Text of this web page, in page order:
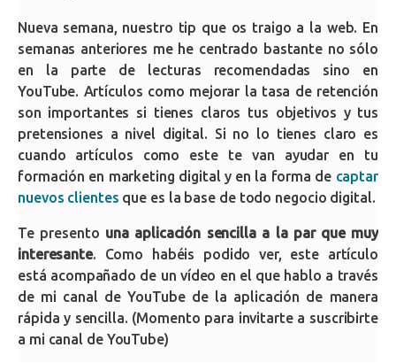
Nueva semana, nuestro tip que os traigo a la web. En
semanas anteriores me he centrado bastante no sólo
en la parte de lecturas recomendadas sino en
YouTube. Artículos como mejorar la tasa de retención
son importantes si tienes claros tus objetivos y tus
pretensiones a nivel digital. Si no lo tienes claro es
cuando artículos como este te van ayudar en tu
formación en marketing digital y en la forma de captar
nuevos clientes que es la base de todo negocio digital.
Te presento una aplicación sencilla a la par que muy
interesante. Como habéis podido ver, este artículo
está acompañado de un vídeo en el que hablo a través
de mi canal de YouTube de la aplicación de manera
rápida y sencilla. (Momento para invitarte a suscribirte
a mi canal de YouTube)